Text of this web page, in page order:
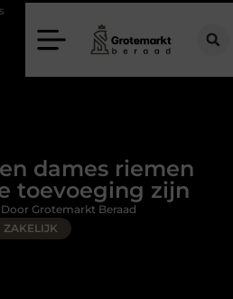
voor een rijschool in Utrecht?
dames riemen
toevoeging zijn
ZAKELIJK
Grotemarkt Beraad